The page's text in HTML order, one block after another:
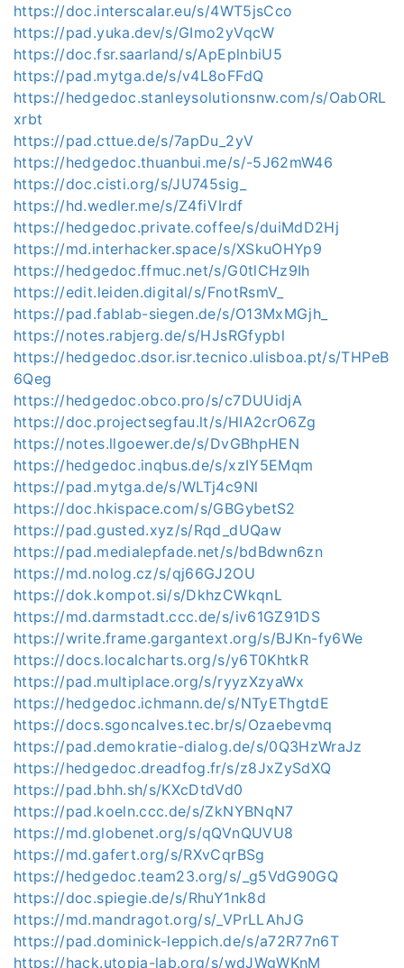
https://doc.interscalar.eu/s/4WT5jsCco
https://pad.yuka.dev/s/GImo2yVqcW
https://doc.fsr.saarland/s/ApEplnbiU5
https://pad.mytga.de/s/v4L8oFFdQ
https://hedgedoc.stanleysolutionsnw.com/s/OabORL
xrbt
https://pad.cttue.de/s/7apDu_2yV
https://hedgedoc.thuanbui.me/s/-5J62mW46
https://doc.cisti.org/s/JU745sig_
https://hd.wedler.me/s/Z4fiVIrdf
https://hedgedoc.private.coffee/s/duiMdD2Hj
https://md.interhacker.space/s/XSkuOHYp9
https://hedgedoc.ffmuc.net/s/G0tlCHz9Ih
https://edit.leiden.digital/s/FnotRsmV_
https://pad.fablab-siegen.de/s/O13MxMGjh_
https://notes.rabjerg.de/s/HJsRGfypbl
https://hedgedoc.dsor.isr.tecnico.ulisboa.pt/s/THPeB
6Qeg
https://hedgedoc.obco.pro/s/c7DUUidjA
https://doc.projectsegfau.lt/s/HIA2crO6Zg
https://notes.llgoewer.de/s/DvGBhpHEN
https://hedgedoc.inqbus.de/s/xzIY5EMqm
https://pad.mytga.de/s/WLTj4c9Nl
https://doc.hkispace.com/s/GBGybetS2
https://pad.gusted.xyz/s/Rqd_dUQaw
https://pad.medialepfade.net/s/bdBdwn6zn
https://md.nolog.cz/s/qj66GJ2OU
https://dok.kompot.si/s/DkhzCWkqnL
https://md.darmstadt.ccc.de/s/iv61GZ91DS
https://write.frame.gargantext.org/s/BJKn-fy6We
https://docs.localcharts.org/s/y6T0KhtkR
https://pad.multiplace.org/s/ryyzXzyaWx
https://hedgedoc.ichmann.de/s/NTyEThgtdE
https://docs.sgoncalves.tec.br/s/Ozaebevmq
https://pad.demokratie-dialog.de/s/0Q3HzWraJz
https://hedgedoc.dreadfog.fr/s/z8JxZySdXQ
https://pad.bhh.sh/s/KXcDtdVd0
https://pad.koeln.ccc.de/s/ZkNYBNqN7
https://md.globenet.org/s/qQVnQUVU8
https://md.gafert.org/s/RXvCqrBSg
https://hedgedoc.team23.org/s/_g5VdG90GQ
https://doc.spiegie.de/s/RhuY1nk8d
https://md.mandragot.org/s/_VPrLLAhJG
https://pad.dominick-leppich.de/s/a72R77n6T
https://hack.utopia-lab.org/s/wdJWgWKnM